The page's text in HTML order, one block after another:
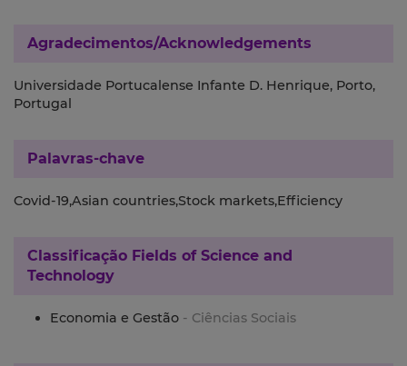
Agradecimentos/Acknowledgements
Universidade Portucalense Infante D. Henrique, Porto,
Portugal
Palavras-chave
Covid-19,Asian countries,Stock markets,Efficiency
Classificação Fields of Science and
Technology
Economia e Gestão - Ciências Sociais